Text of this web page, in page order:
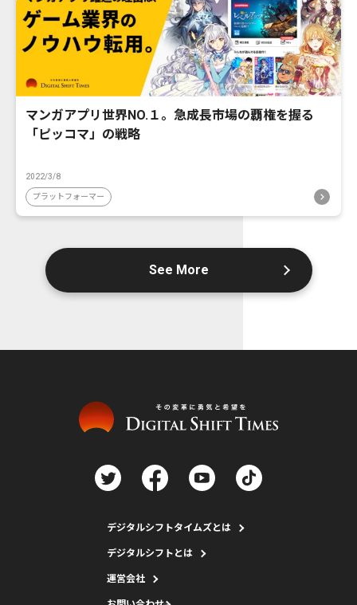
マンガアプリ世界NO.１。急成長市場の覇権を握る
「ピッコマ」の戦略
2022/3/8
プラットフォーマー
See More
デジタルシフトタイムズとは
デジタルシフトとは
運営会社